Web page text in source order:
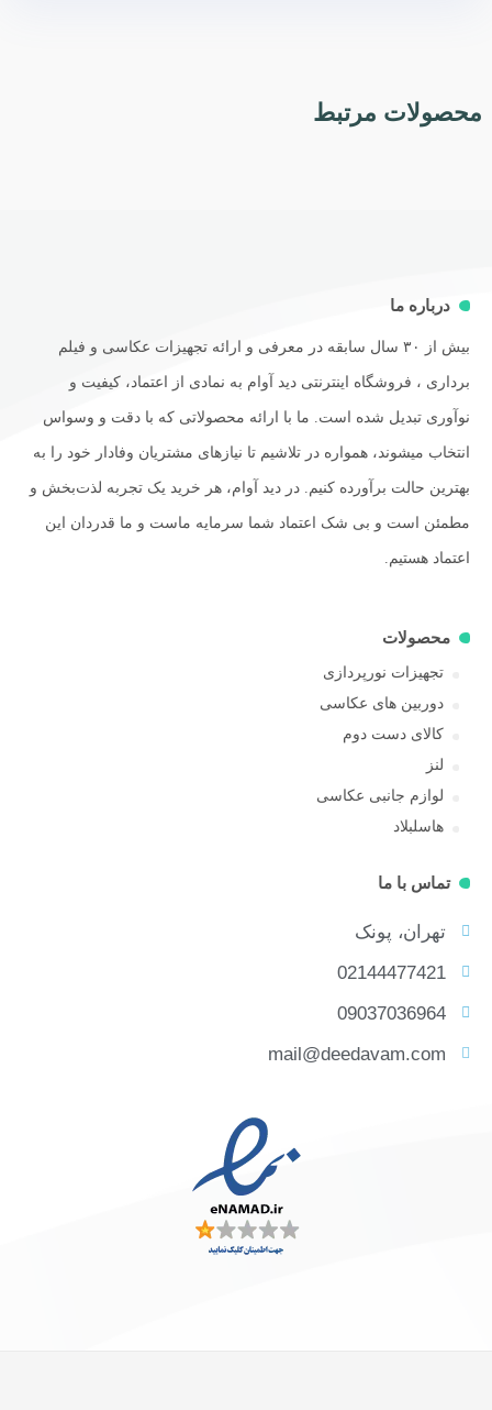
محصولات مرتبط
درباره ما
بیش از ۳۰ سال سابقه در معرفی و ارائه تجهیزات عکاسی و فیلم
برداری ، فروشگاه اینترنتی دید آوام به نمادی از اعتماد، کیفیت و
نوآوری تبدیل شده است. ما با ارائه محصولاتی که با دقت و وسواس
انتخاب میشوند، همواره در تلاشیم تا نیازهای مشتریان وفادار خود را به
بهترین حالت برآورده کنیم. در دید آوام، هر خرید یک تجربه لذت‌بخش و
مطمئن است و بی شک اعتماد شما سرمایه ماست و ما قدردان این
اعتماد هستیم.
محصولات
تجهیزات نورپردازی
دوربین های عکاسی
کالای دست دوم
لنز
لوازم جانبی عکاسی
هاسلبلاد
تماس با ما
تهران، پونک
02144477421
09037036964
mail@deedavam.com